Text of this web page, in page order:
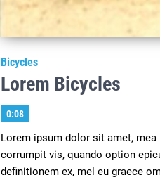
Bicycles
Lorem Bicycles
0:08
Lorem ipsum dolor sit amet,
corrumpit vis, quando option
definitionem ex, mel eu graece